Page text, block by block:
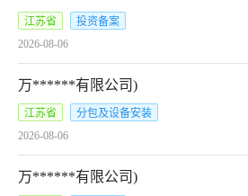
江苏省
投资备案
2026-08-06
万******有限公司)
江苏省
分包及设备安装
2026-08-06
万******有限公司)